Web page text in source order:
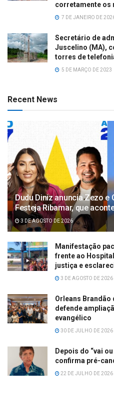
corretamente os
7 DE JANEIRO DE
Secretário de
Juscelino (MA),
torres de
5 DE MARÇO DE 2023
Recent News
Dudu Diniz anuncia Zezo e
Festeja Ribamar, que
3 DE AGOSTO DE 2026
Manifestação
frente ao
justiça e
3 DE AGOSTO DE 2026
Orleans Brandão
defende
evangélico
30 DE JULHO DE 2026
Depois do “vai
confirma pré-
22 DE JULHO DE 2026